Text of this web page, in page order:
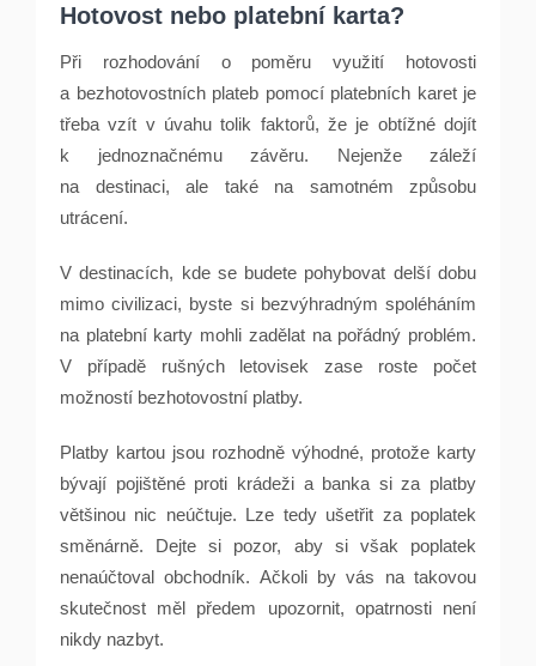
Hotovost nebo platební karta?
Při rozhodování o poměru využití hotovosti
a bezhotovostních plateb pomocí platebních karet je
třeba vzít v úvahu tolik faktorů, že je obtížné dojít
k jednoznačnému závěru. Nejenže záleží
na destinaci, ale také na samotném způsobu
utrácení.
V destinacích, kde se budete pohybovat delší dobu
mimo civilizaci, byste si bezvýhradným spoléháním
na platební karty mohli zadělat na pořádný problém.
V případě rušných letovisek zase roste počet
možností bezhotovostní platby.
Platby kartou jsou rozhodně výhodné, protože karty
bývají pojištěné proti krádeži a banka si za platby
většinou nic neúčtuje. Lze tedy ušetřit za poplatek
směnárně. Dejte si pozor, aby si však poplatek
nenaúčtoval obchodník. Ačkoli by vás na takovou
skutečnost měl předem upozornit, opatrnosti není
nikdy nazbyt.